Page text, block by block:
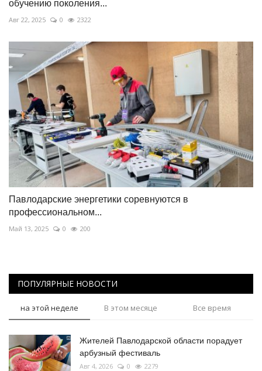
обучению поколения...
Авг 22, 2025 0 2322
Павлодарские энергетики соревнуются в
профессиональном...
Май 13, 2025 0 200
ПОПУЛЯРНЫЕ НОВОСТИ
на этой неделе В этом месяце Все время
Жителей Павлодарской области порадует
арбузный фестиваль
Авг 4, 2026 0 2279